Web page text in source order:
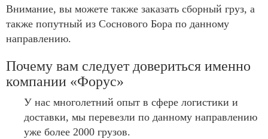
Внимание, вы можете также заказать сборный груз, а
также попутный из Соснового Бора по данному
направлению.
Почему вам следует довериться именно
компании «Форус»
У нас многолетний опыт в сфере логистики и
доставки, мы перевезли по данному направлению
уже более 2000 грузов.